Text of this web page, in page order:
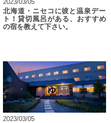
2023/03/05
北海道・ニセコに彼と温泉デー
ト！貸切風呂がある、おすすめ
の宿を教えて下さい。
2023/03/05